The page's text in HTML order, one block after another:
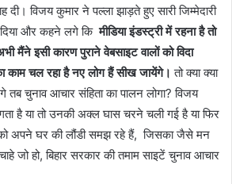
विजय कुमार ने पल्ला झाड़ते हुए सारी जिम्मेदारी
और कहने लगे कि मीडिया इंडस्ट्री में रहना है तो
मैंने इसी कारण पुराने वेबसाइट वालों को विदा
काम चल रहा है नए लोग हैं सीख जायेंगे।तो क्या क्या
चुनाव आचार संहिता का पालन लोगा? विजय
है या तो उनकी अक्ल घास चरने चली गई है या फिर
को अपने घर की लौंडी समझ रहे हैं, जिसका जैसे मन
जो हो, बिहार सरकार की तमाम साइटें चुनाव आचार